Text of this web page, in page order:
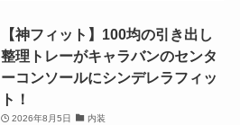
【神フィット】100均の引き出し
整理トレーがキャラバンのセンタ
ーコンソールにシンデレラフィッ
ト！
2026年8月5日 内装